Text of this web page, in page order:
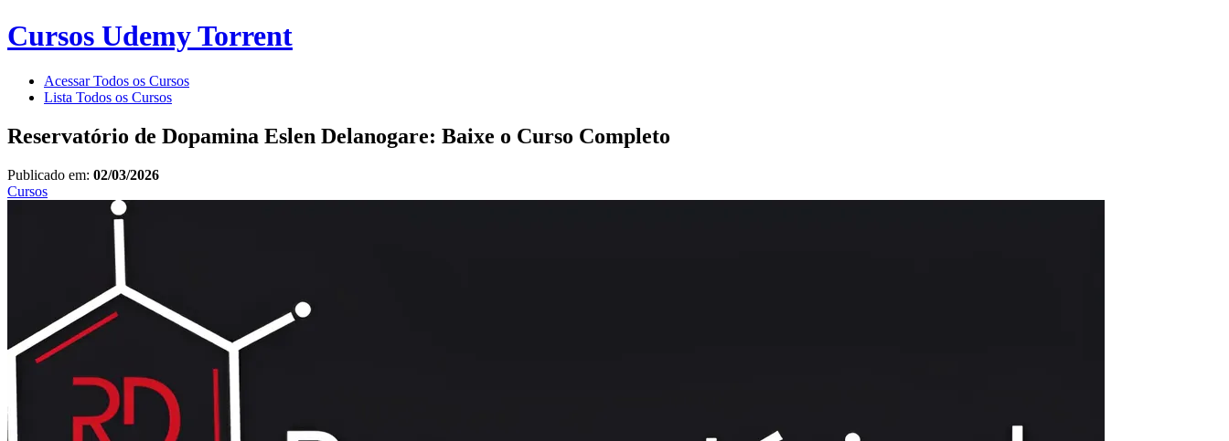
Cursos Udemy Torrent
Acessar Todos os Cursos
Lista Todos os Cursos
Reservatório de Dopamina Eslen Delanogare: Baixe o Curso Completo
Publicado em: 02/03/2026
Cursos